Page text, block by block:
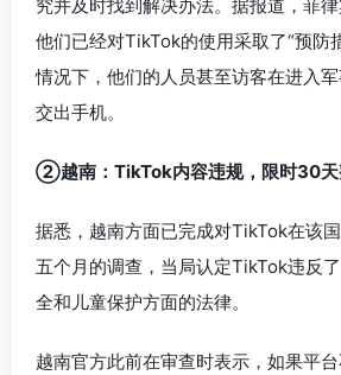
究并及时找到解决办法。据报道，菲律
他们已经对TikTok的使用采取了“预防
情况下，他们的人员甚至访客在进入
交出手机。
②越南：TikTok内容违规，限时30天
据悉，越南方面已完成对TikTok在该
五个月的调查，当局认定TikTok违反
全和儿童保护方面的法律。
越南官方此前在审查时表示，如果平